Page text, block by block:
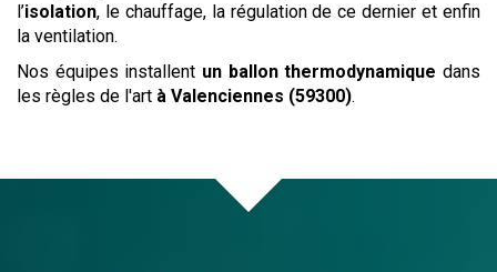
l’isolation, le chauffage, la régulation de ce dernier et enfin
la ventilation.
Nos équipes installent un ballon thermodynamique dans
les règles de l'art à Valenciennes (59300).